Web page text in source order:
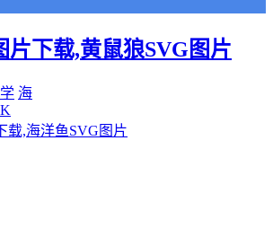
片下载,黄鼠狼SVG图片
海